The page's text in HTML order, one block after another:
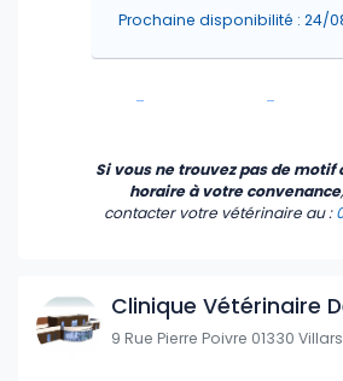
- -
Prochaine disponibilité : 24/
Si vous ne trouvez pas de motif
horaire à votre convenance
contacter votre vétérinaire au :
Clinique Vétérinaire
9 Rue Pierre Poivre 01330